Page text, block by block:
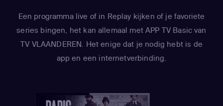
Een programma live of in Replay kijken of je favoriete
series bingen, het kan allemaal met APP TV Basic van
TV VLAANDEREN. Het enige dat je nodig hebt is de
app en een internetverbinding.